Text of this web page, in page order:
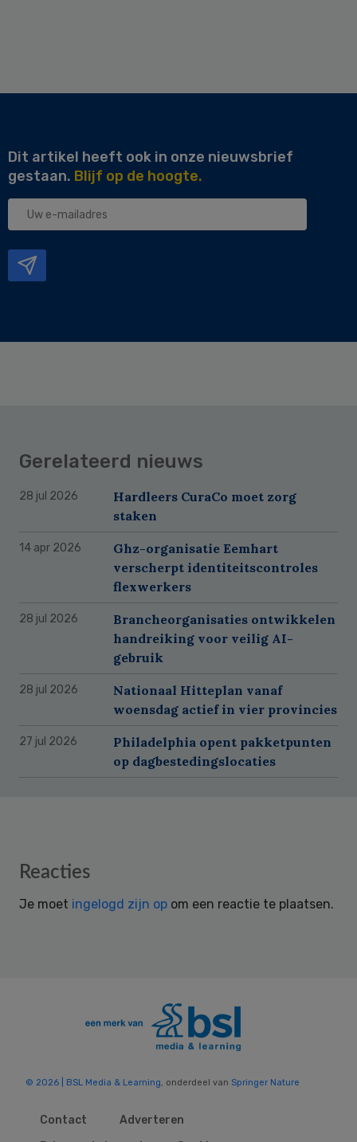
Dit artikel heeft ook in onze nieuwsbrief
gestaan. Blijf op de hoogte.
Uw
Gerelateerd nieuws
28 jul 2026
Hardleers CuraCo moet zorg
staken
14 apr 2026
Ghz-organisatie Eemhart
verscherpt identiteitscontroles
flexwerkers
28 jul 2026
Brancheorganisaties ontwikkelen
handreiking voor veilig AI-
gebruik
28 jul 2026
Nationaal Hitteplan vanaf
woensdag actief in vier provincies
27 jul 2026
Philadelphia opent pakketpunten
op dagbestedingslocaties
Reader
Reacties
Je moet ingelogd zijn op om een reactie te plaatsen.
© 2026 | BSL Media & Learning, onderdeel van Springer Nature
Contact
Adverteren